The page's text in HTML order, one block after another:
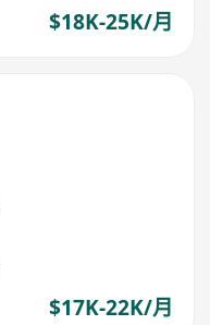
$18K-25K/月
$17K-22K/月